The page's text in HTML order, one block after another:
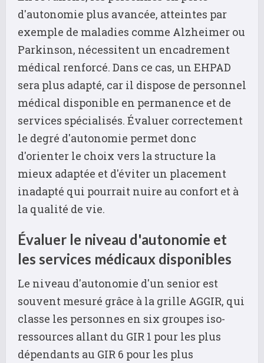
d'autonomie plus avancée, atteintes par
exemple de maladies comme Alzheimer ou
Parkinson, nécessitent un encadrement
médical renforcé. Dans ce cas, un EHPAD
sera plus adapté, car il dispose de personnel
médical disponible en permanence et de
services spécialisés. Évaluer correctement
le degré d'autonomie permet donc
d'orienter le choix vers la structure la
mieux adaptée et d'éviter un placement
inadapté qui pourrait nuire au confort et à
la qualité de vie.
Évaluer le niveau d'autonomie et
les services médicaux disponibles
Le niveau d'autonomie d'un senior est
souvent mesuré grâce à la grille AGGIR, qui
classe les personnes en six groupes iso-
ressources allant du GIR 1 pour les plus
dépendants au GIR 6 pour les plus